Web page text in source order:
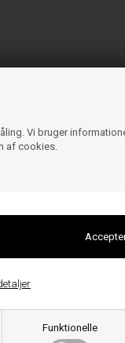
Vi bruger
af cookies.
Funktionelle